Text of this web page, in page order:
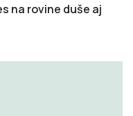
na rovine duše aj